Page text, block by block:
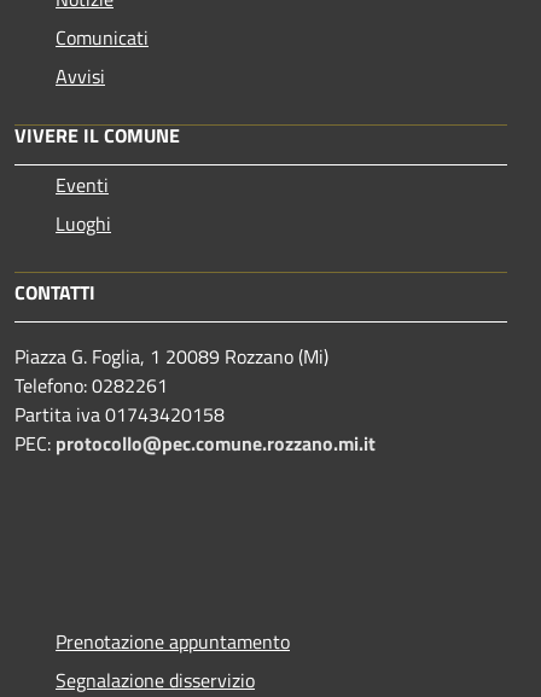
Comunicati
Avvisi
VIVERE IL COMUNE
Eventi
Luoghi
CONTATTI
Piazza G. Foglia, 1 20089 Rozzano (Mi)
Telefono: 0282261
Partita iva 01743420158
PEC: protocollo@pec.comune.rozzano.mi.it
Prenotazione appuntamento
Segnalazione disservizio